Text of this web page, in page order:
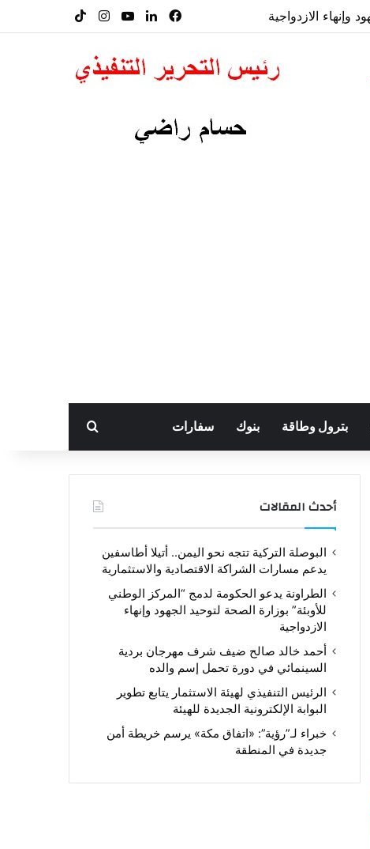
فيسبوكلينكدإن‫YouTube
انستقرام
بترول وطاقة بنوك سفارات بحث عن
أحدث المقالات
البوصلة التركية تتجه نحو اليمن.. أتيلا أطاسفين
يدعم مسارات الشراكة الاقتصادية والاستثمارية
الطراونة يدعو الحكومة لدمج “المركز الوطني
للأوبئة” بوزارة الصحة لتوحيد الجهود وإنهاء
الازدواجية
أحمد خالد صالح ضيف شرف مهرجان بردية
السينمائي في دورة تحمل إسم والده
الرئيس التنفيذي لهيئة الاستثمار يتابع تطوير
البوابة الإلكترونية الجديدة للهيئة
خبراء لـ”رؤية”: «اتفاق مكة» يرسم خريطة أمن
جديدة في المنطقة